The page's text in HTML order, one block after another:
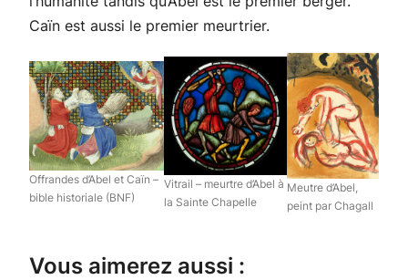
Caïn est aussi le premier meurtrier.
Offrandes d’Abel et Caïn –
bible historiale (BNF)
Vitrail – meurtre d’Abel à
la Sainte Chapelle
Meutre d’Abel,
peint par Chagall
Vous aimerez aussi :